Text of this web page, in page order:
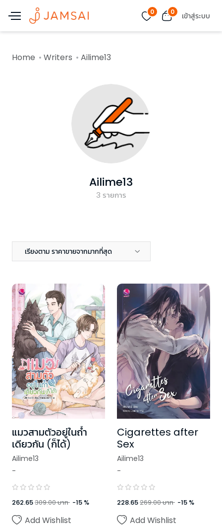
0 0 เข้าสู่ระบบ
Home Writers Ailime13
Ailime13
3 รายการ
เรียงตาม ราคาขายจากมากที่สุด
แมวสามตัวอยู่ในถ้ำ
เดียวกัน (ก็ได้)
Ailime13
-
262.65309.00บาท -15 %
Add Wishlist
Cigarettes after
Sex
Ailime13
-
228.65269.00บาท -15 %
Add Wishlist